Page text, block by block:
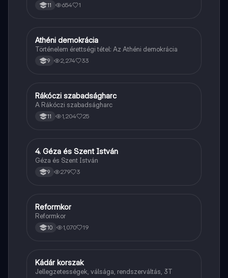
11 654 1
Töri
Athéni demokrácia
Történelem érettségi tétel: Az Athéni demokrácia
9 2,274 33
Töri
Rákóczi szabadságharc
A Rákóczi szabadságharc
11 1,204 25
Töri
4. Géza és Szent István
Géza és Szent István
9 279 3
Töri
Reformkor
Reformkor
10 1,070 19
Töri
Kádár korszak
Jellegzetességek, válsága, rendszerváltás, 3T